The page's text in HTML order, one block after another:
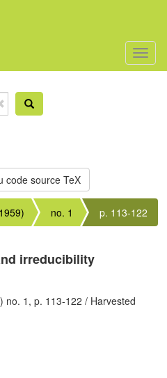
no. 1 p. 113-122
irreducibility
no. 1, p. 113-122 / Harvested